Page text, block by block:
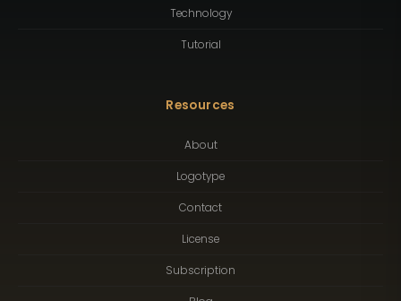
Technology
Tutorial
Resources
About
Logotype
Contact
License
Subscription